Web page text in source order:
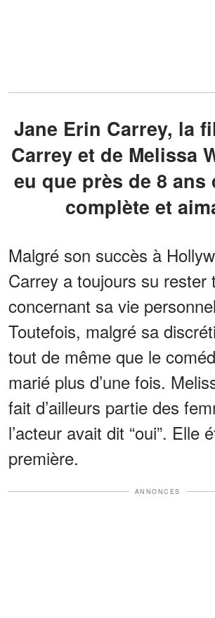
Jane Erin Carrey, la fille de Jim
Carrey et de Melissa
eu que près de 8 ans
complète et
Malgré son succès à
Carrey a toujours su rester
concernant sa vie
Toutefois, malgré sa
tout de même que le
marié plus d’une fois.
fait d’ailleurs partie des
l’acteur avait dit “oui”. Elle
première.
ANNONCES